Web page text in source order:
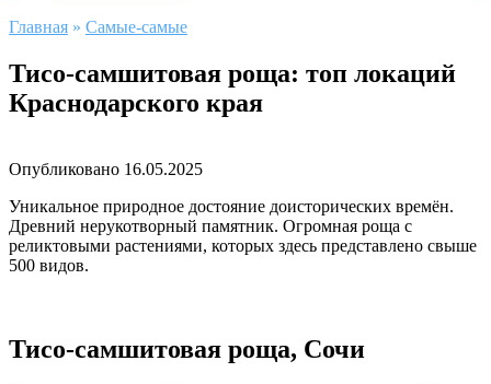
Главная » Самые-самые
Тисо-самшитовая роща: топ локаций
Краснодарского края
Опубликовано 16.05.2025
Уникальное природное достояние доисторических времён.
Древний нерукотворный памятник. Огромная роща с
реликтовыми растениями, которых здесь представлено свыше
500 видов.
Тисо-самшитовая роща, Сочи